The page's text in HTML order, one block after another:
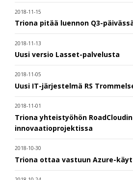
2018-11-15
Triona pitää luennon Q3-
2018-11-13
Uusi versio Lasset-palvelusta
2018-11-05
Uusi IT-järjestelmä RS
2018-11-01
Triona yhteistyöhön
innovaatioprojektissa
2018-10-30
Triona ottaa vastuun Azure-